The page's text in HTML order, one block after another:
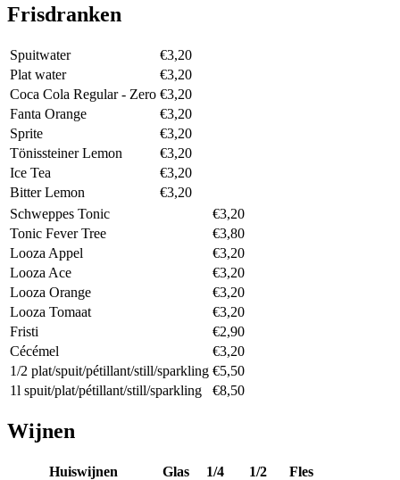
Frisdranken
Spuitwater
€3,20
Plat water
€3,20
Coca Cola Regular - Zero €3,20
Fanta Orange
€3,20
Sprite
€3,20
Tönissteiner Lemon
€3,20
Ice Tea
€3,20
Bitter Lemon
€3,20
Schweppes Tonic
€3,20
Tonic Fever Tree
€3,80
Looza Appel
€3,20
Looza Ace
€3,20
Looza Orange
€3,20
Looza Tomaat
€3,20
Fristi
€2,90
Cécémel
€3,20
1/2 plat/spuit/pétillant/still/sparkling €5,50
1l spuit/plat/pétillant/still/sparkling
€8,50
Wijnen
Huiswijnen Glas 1/4 1/2
Fles